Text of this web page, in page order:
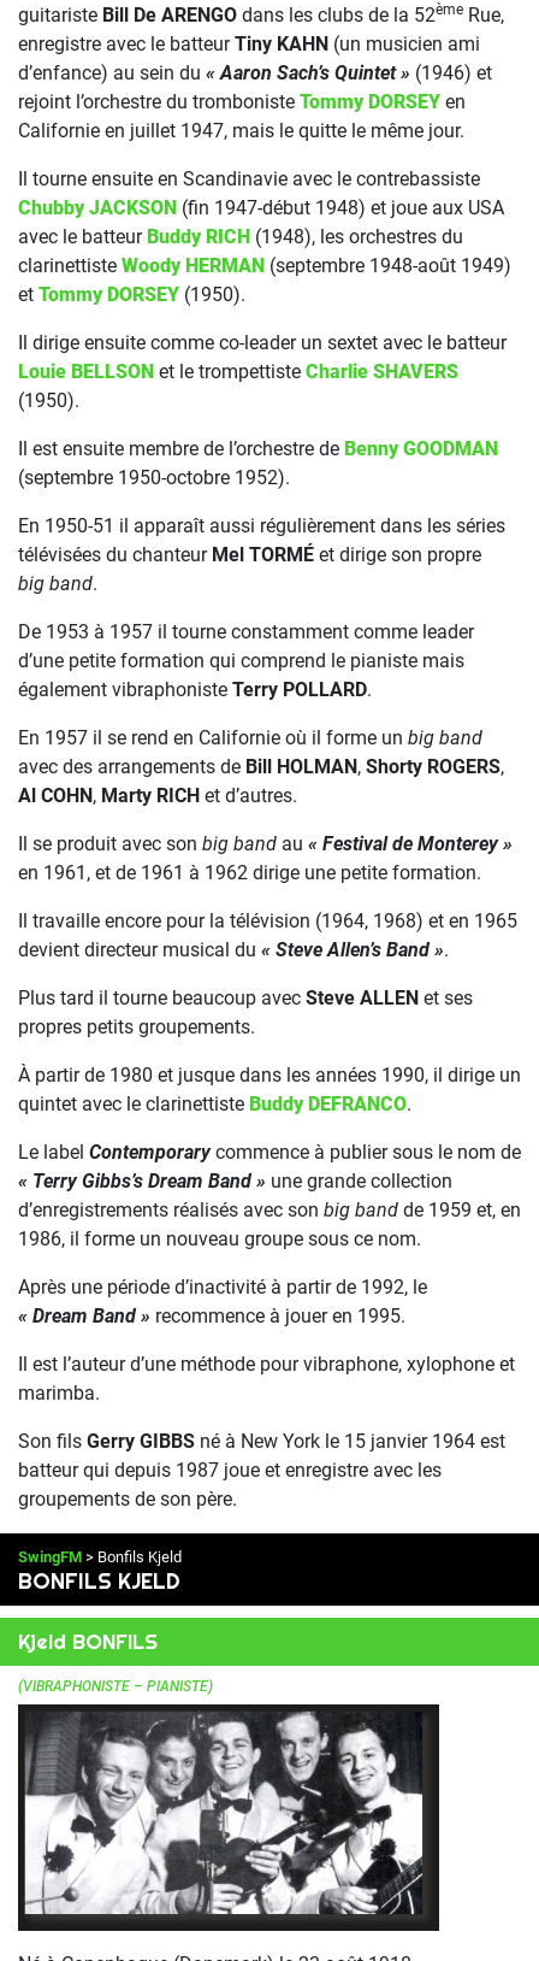
guitariste Bill De ARENGO dans les clubs de la 52ème Rue,
enregistre avec le batteurTiny KAHN (un musicien ami
d’enfance) au sein du « Aaron Sach’s Quintet » (1946) et
rejoint l’orchestre du tromboniste Tommy DORSEY en
Californie en juillet 1947, mais le quitte le même jour.
Il tourne ensuite en Scandinavie avec le contrebassiste
Chubby JACKSON (fin 1947-début 1948) et joue aux USA
avec le batteur Buddy RICH (1948), les orchestres du
clarinettiste Woody HERMAN (septembre 1948-août 1949)
et Tommy DORSEY (1950).
Il dirige ensuite comme co-leader un sextet avec le batteur
Louie BELLSON et le trompettiste Charlie SHAVERS
(1950).
Il est ensuite membre de l’orchestre de Benny GOODMAN
(septembre 1950-octobre 1952).
En 1950-51 il apparaît aussi régulièrement dans les séries
télévisées du chanteur Mel TORMÉ et dirige son propre
big band.
De 1953 à 1957 il tourne constamment comme leader
d’une petite formation qui comprend le pianiste mais
également vibraphoniste Terry POLLARD.
En 1957 il se rend en Californie où il forme un big band
avec des arrangements de Bill HOLMAN , Shorty ROGERS,
Al COHN , Marty RICH et d’autres.
Il se produit avec son big band au « Festival de Monterey »
en 1961, et de 1961 à 1962 dirige une petite formation.
Il travaille encore pour la télévision (1964, 1968) et en 1965
devient directeur musical du « Steve Allen’s Band ».
Plus tard il tourne beaucoup avec Steve ALLEN et ses
propres petits groupements.
À partir de 1980 et jusque dans les années 1990, il dirige un
quintet avec le clarinettiste Buddy DEFRANCO.
Le label Contemporarycommence à publier sous le nom de
« Terry Gibbs’s Dream Band » une grande collection
d’enregistrements réalisés avec son big band de 1959 et, en
1986, il forme un nouveau groupe sous ce nom.
Après une période d’inactivité à partir de 1992, le
« Dream Band » recommence à jouer en 1995.
Il est l’auteur d’une méthode pour vibraphone, xylophone et
marimba.
Son fils Gerry GIBBS né à New York le 15 janvier 1964 est
batteur qui depuis 1987 joue et enregistre avec les
groupements de son père.
SwingFM > Bonfils Kjeld
BONFILS KJELD
Kjeld BONFILS
(VIBRAPHONISTE – PIANISTE)